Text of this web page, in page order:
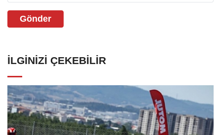
Gönder
İLGINIZI ÇEKEBILIR